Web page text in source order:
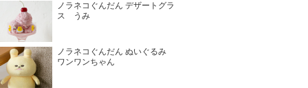
ノラネコぐんだん デザートグラ
ス うみ
ノラネコぐんだん ぬいぐるみ
ワンワンちゃん